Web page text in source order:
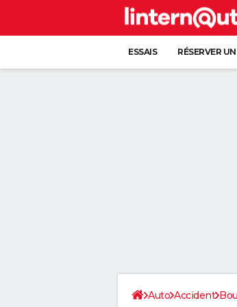
ESSAIS RÉSERVER
Auto Accident